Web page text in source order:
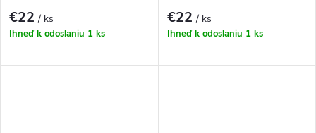
€22/ ks
Ihneď k odoslaniu 1 ks
€22/ ks
Ihneď k odoslaniu 1 ks